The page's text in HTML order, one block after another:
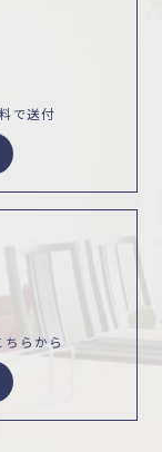
で送付
ちらから